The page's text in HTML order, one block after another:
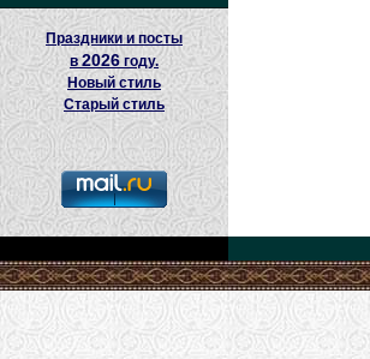
Праздники и посты
в2026 году.
Новый стиль
Старый стиль